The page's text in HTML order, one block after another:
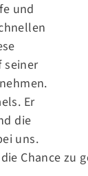
und
seiner
Er
die
uns.
Chance